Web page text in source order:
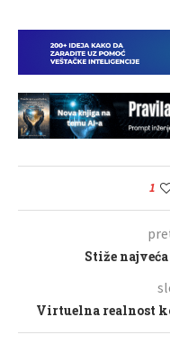
1
Stiže
Virtuelna realnost